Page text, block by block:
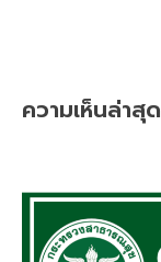
ความเห็นล่าสุด